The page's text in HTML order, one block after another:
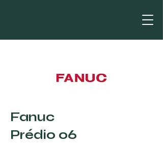
Fanuc
Prédio 06